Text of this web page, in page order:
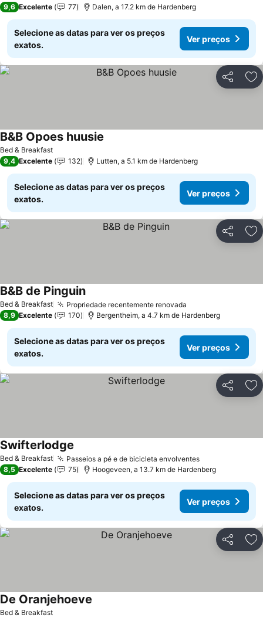
9,6 Excelente 77 Dalen, a 17.2 km de Hardenberg
Selecione as datas para ver os preços
exatos.
Ver preços
Partilhar
Bed & Breakfast
B&B Opoes huusie
9,4 Excelente 132 Lutten, a 5.1 km de Hardenberg
Selecione as datas para ver os preços
exatos.
Ver preços
Partilhar
Bed & Breakfast Propriedade recentemente renovada
B&B de Pinguin
8,9 Excelente 170 Bergentheim, a 4.7 km de Hardenberg
Selecione as datas para ver os preços
exatos.
Ver preços
Partilhar
Bed & Breakfast Passeios a pé e de bicicleta envolventes
Swifterlodge
8,5 Excelente 75 Hoogeveen, a 13.7 km de Hardenberg
Selecione as datas para ver os preços
exatos.
Ver preços
Partilhar
Bed & Breakfast
De Oranjehoeve